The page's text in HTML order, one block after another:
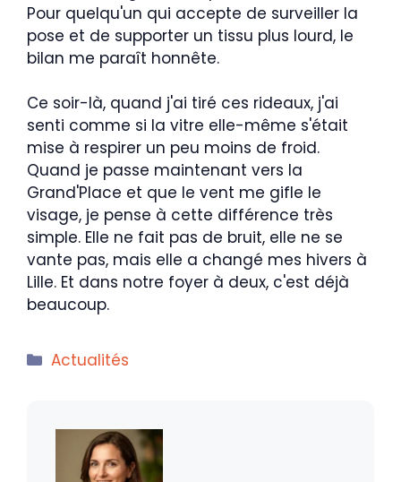
Pour quelqu'un qui accepte de surveiller la
pose et de supporter un tissu plus lourd, le
bilan me paraît honnête.
Ce soir-là, quand j'ai tiré ces rideaux, j'ai
senti comme si la vitre elle-même s'était
mise à respirer un peu moins de froid.
Quand je passe maintenant vers la
Grand'Place et que le vent me gifle le
visage, je pense à cette différence très
simple. Elle ne fait pas de bruit, elle ne se
vante pas, mais elle a changé mes hivers à
Lille. Et dans notre foyer à deux, c'est déjà
beaucoup.
Catégories
Actualités